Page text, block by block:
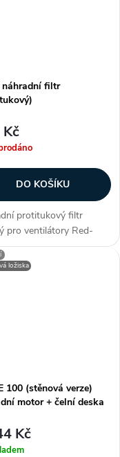
náhradní filtr
DO KOŠÍKU
protitukový filtr
pro ventilátory Red-
Zákazníci často
ložiska
100 (stěnová verze)
motor + čelní deska
Kč